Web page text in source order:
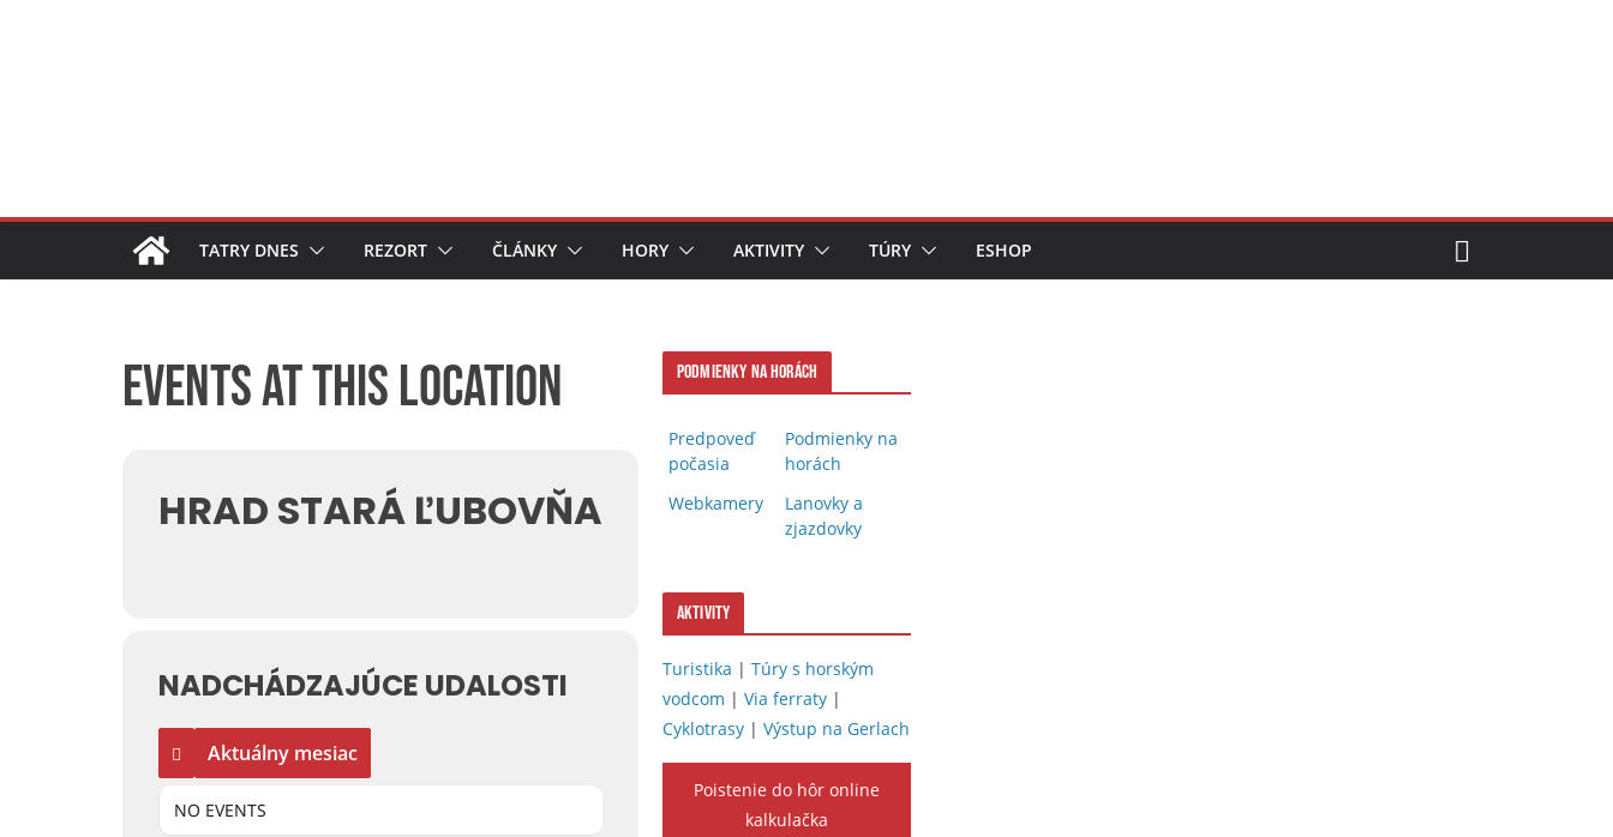
TATRY DNES REZORT ČLÁNKY HORY AKTIVITY TÚRY ESHOP
Events at this location
HRAD STARÁ ĽUBOVŇA
NADCHÁDZAJÚCE UDALOSTI
Aktuálny mesiac
NO EVENTS
Podmienky na horách
Predpoveď
počasia
Webkamery
Podmienky na
horách
Lanovky a
zjazdovky
Aktivity
Turistika | Túry s horským
vodcom | Via ferraty |
Cyklotrasy | Výstup na Gerlach
Poistenie do hôr online
kalkulačka